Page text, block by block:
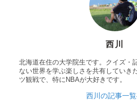
西川
北海道在住の大学院生です。クイズ・
ない世界を学ぶ楽しさを共有していき
ツ観戦で、特にNBAが大好きです。
西川の記事一